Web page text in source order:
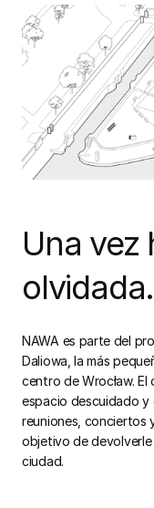
Una vez
NAWA es parte del
Daliowa, la más
centro de Wrocław.
espacio descuidado y
reuniones, conciertos
objetivo de
ciudad.